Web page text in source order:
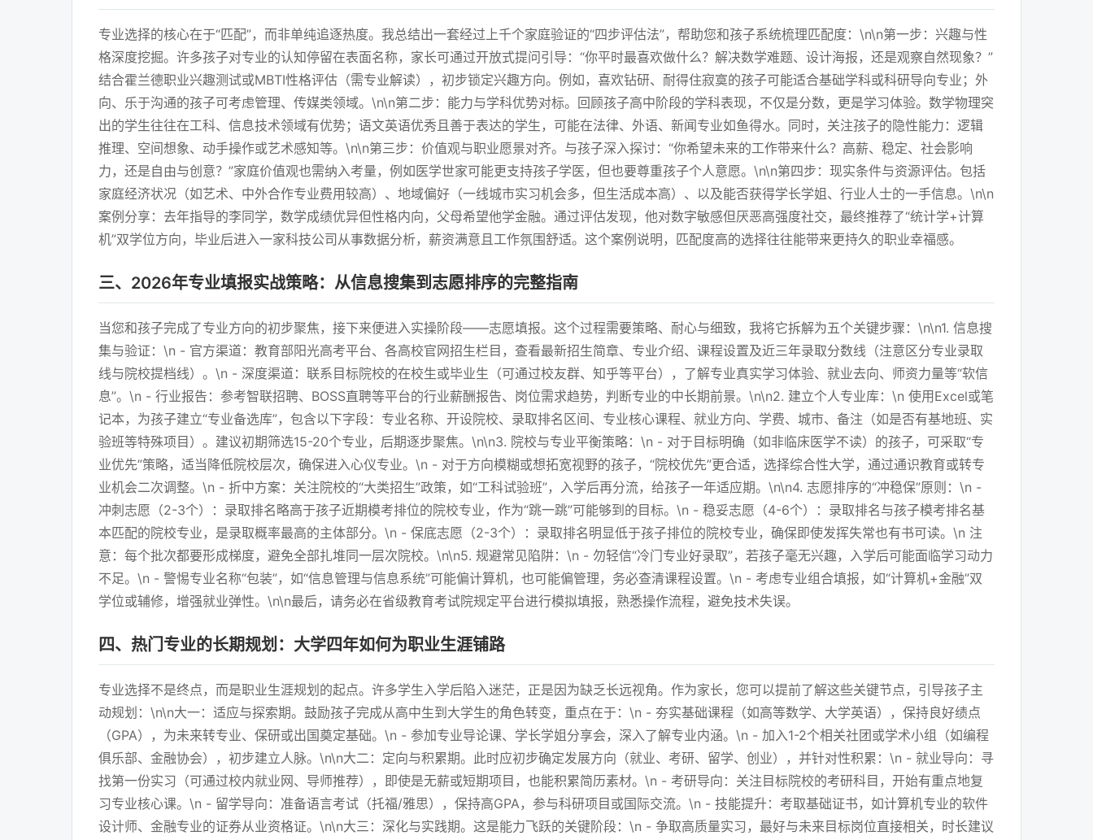
专业选择的核心在于“匹配”，而非单纯追逐热度。我总结出一套经过上千个家庭验证的“四步评估法”，帮助您和孩子系统梳理匹配度：\n\n第一步：兴趣与性
格深度挖掘。许多孩子对专业的认知停留在表面名称，家长可通过开放式提问引导：“你平时最喜欢做什么？解决数学难题、设计海报，还是观察自然现象？”
结合霍兰德职业兴趣测试或MBTI性格评估（需专业解读），初步锁定兴趣方向。例如，喜欢钻研、耐得住寂寞的孩子可能适合基础学科或科研导向专业；外
向、乐于沟通的孩子可考虑管理、传媒类领域。\n\n第二步：能力与学科优势对标。回顾孩子高中阶段的学科表现，不仅是分数，更是学习体验。数学物理突
出的学生往往在工科、信息技术领域有优势；语文英语优秀且善于表达的学生，可能在法律、外语、新闻专业如鱼得水。同时，关注孩子的隐性能力：逻辑
推理、空间想象、动手操作或艺术感知等。\n\n第三步：价值观与职业愿景对齐。与孩子深入探讨：“你希望未来的工作带来什么？高薪、稳定、社会影响
力，还是自由与创意？”家庭价值观也需纳入考量，例如医学世家可能更支持孩子学医，但也要尊重孩子个人意愿。\n\n第四步：现实条件与资源评估。包括
家庭经济状况（如艺术、中外合作专业费用较高）、地域偏好（一线城市实习机会多，但生活成本高）、以及能否获得学长学姐、行业人士的一手信息。\n\n
案例分享：去年指导的李同学，数学成绩优异但性格内向，父母希望他学金融。通过评估发现，他对数字敏感但厌恶高强度社交，最终推荐了“统计学+计算
机”双学位方向，毕业后进入一家科技公司从事数据分析，薪资满意且工作氛围舒适。这个案例说明，匹配度高的选择往往能带来更持久的职业幸福感。
三、2026年专业填报实战策略：从信息搜集到志愿排序的完整指南
当您和孩子完成了专业方向的初步聚焦，接下来便进入实操阶段——志愿填报。这个过程需要策略、耐心与细致，我将它拆解为五个关键步骤：\n\n1. 信息搜
集与验证：\n - 官方渠道：教育部阳光高考平台、各高校官网招生栏目，查看最新招生简章、专业介绍、课程设置及近三年录取分数线（注意区分专业录取
线与院校提档线）。\n - 深度渠道：联系目标院校的在校生或毕业生（可通过校友群、知乎等平台），了解专业真实学习体验、就业去向、师资力量等“软信
息”。\n - 行业报告：参考智联招聘、BOSS直聘等平台的行业薪酬报告、岗位需求趋势，判断专业的中长期前景。\n\n2. 建立个人专业库：\n 使用Excel或笔
记本，为孩子建立“专业备选库”，包含以下字段：专业名称、开设院校、录取排名区间、专业核心课程、就业方向、学费、城市、备注（如是否有基地班、实
验班等特殊项目）。建议初期筛选15-20个专业，后期逐步聚焦。\n\n3. 院校与专业平衡策略：\n - 对于目标明确（如非临床医学不读）的孩子，可采取“专
业优先”策略，适当降低院校层次，确保进入心仪专业。\n - 对于方向模糊或想拓宽视野的孩子，“院校优先”更合适，选择综合性大学，通过通识教育或转专
业机会二次调整。\n - 折中方案：关注院校的“大类招生”政策，如“工科试验班”，入学后再分流，给孩子一年适应期。\n\n4. 志愿排序的“冲稳保”原则：\n -
冲刺志愿（2-3个）：录取排名略高于孩子近期模考排位的院校专业，作为“跳一跳”可能够到的目标。\n - 稳妥志愿（4-6个）：录取排名与孩子模考排名基
本匹配的院校专业，是录取概率最高的主体部分。\n - 保底志愿（2-3个）：录取排名明显低于孩子排位的院校专业，确保即使发挥失常也有书可读。\n 注
意：每个批次都要形成梯度，避免全部扎堆同一层次院校。\n\n5. 规避常见陷阱：\n - 勿轻信“冷门专业好录取”，若孩子毫无兴趣，入学后可能面临学习动力
不足。\n - 警惕专业名称“包装”，如“信息管理与信息系统”可能偏计算机，也可能偏管理，务必查清课程设置。\n - 考虑专业组合填报，如“计算机+金融”双
学位或辅修，增强就业弹性。\n\n最后，请务必在省级教育考试院规定平台进行模拟填报，熟悉操作流程，避免技术失误。
四、热门专业的长期规划：大学四年如何为职业生涯铺路
专业选择不是终点，而是职业生涯规划的起点。许多学生入学后陷入迷茫，正是因为缺乏长远视角。作为家长，您可以提前了解这些关键节点，引导孩子主
动规划：\n\n大一：适应与探索期。鼓励孩子完成从高中生到大学生的角色转变，重点在于：\n - 夯实基础课程（如高等数学、大学英语），保持良好绩点
（GPA），为未来转专业、保研或出国奠定基础。\n - 参加专业导论课、学长学姐分享会，深入了解专业内涵。\n - 加入1-2个相关社团或学术小组（如编程
俱乐部、金融协会），初步建立人脉。\n\n大二：定向与积累期。此时应初步确定发展方向（就业、考研、留学、创业），并针对性积累：\n - 就业导向：寻
找第一份实习（可通过校内就业网、导师推荐），即使是无薪或短期项目，也能积累简历素材。\n - 考研导向：关注目标院校的考研科目，开始有重点地复
习专业核心课。\n - 留学导向：准备语言考试（托福/雅思），保持高GPA，参与科研项目或国际交流。\n - 技能提升：考取基础证书，如计算机专业的软件
设计师、金融专业的证券从业资格证。\n\n大三：深化与实践期。这是能力飞跃的关键阶段：\n - 争取高质量实习，最好与未来目标岗位直接相关，时长建议